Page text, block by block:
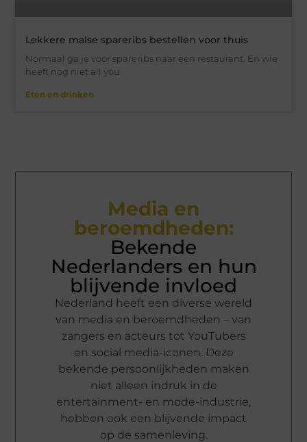
Lekkere malse spareribs bestellen voor thuis
Normaal ga je voor spareribs naar een restaurant. En wie
heeft nog niet all you
Eten en drinken
Media en
beroemdheden:
Bekende
Nederlanders en hun
blijvende invloed
Nederland heeft een diverse wereld
van media en beroemdheden – van
zangers en acteurs tot YouTubers
en social media-iconen. Deze
bekende persoonlijkheden maken
niet alleen indruk in de
entertainment- en mode-industrie,
hebben ook een blijvende impact
op de samenleving.